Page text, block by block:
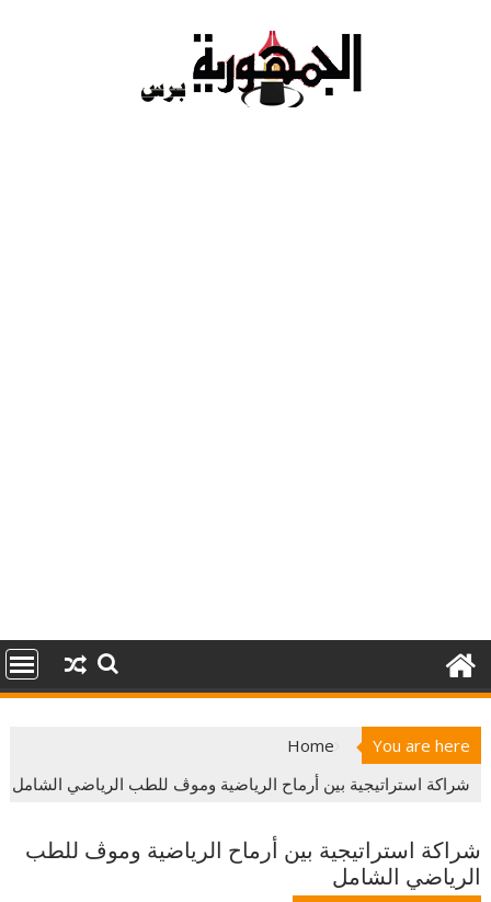
You are here
Home
شراكة استراتيجية بين أرماح الرياضية وموڤ للطب الرياضي الشامل
شراكة استراتيجية بين أرماح الرياضية وموڤ للطب
الرياضي الشامل